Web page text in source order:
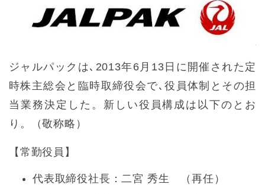
ジャルパックは､2013年6月13日に開催された定
時株主総会と臨時取締役会で､役員体制とその担
当業務決定した。新しい役員構成は以下のとお
り。（敬称略）
【常勤役員】
代表取締役社長：二宮 秀生 （再任）